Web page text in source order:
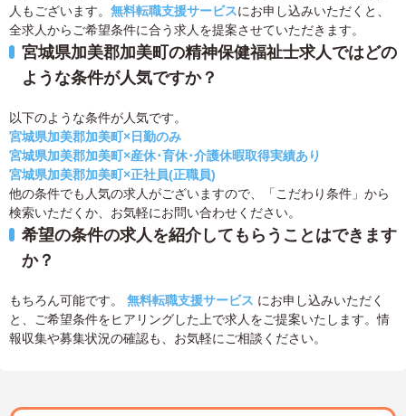
人もございます。 無料転職支援サービスにお申し込みいただくと、
全求人からご希望条件に合う求人を提案させていただきます。
宮城県加美郡加美町の精神保健福祉士求人ではどの
ような条件が人気ですか？
以下のような条件が人気です。
宮城県加美郡加美町×日勤のみ
宮城県加美郡加美町×産休･育休･介護休暇取得実績あり
宮城県加美郡加美町×正社員(正職員)
他の条件でも人気の求人がございますので、「こだわり条件」から
検索いただくか、お気軽にお問い合わせください。
希望の条件の求人を紹介してもらうことはできます
か？
もちろん可能です。 無料転職支援サービス にお申し込みいただく
と、ご希望条件をヒアリングした上で求人をご提案いたします。情
報収集や募集状況の確認も、お気軽にご相談ください。